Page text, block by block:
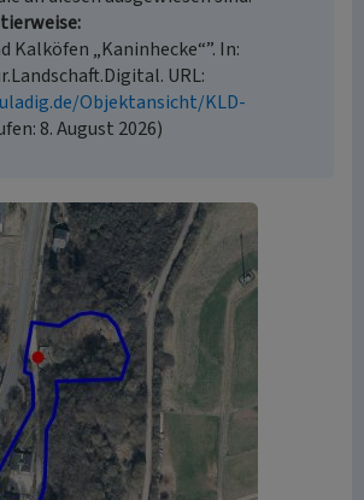
Kalköfen „Kaninhecke“”. In:
URL:
Objektansicht/KLD-
8. August 2026)